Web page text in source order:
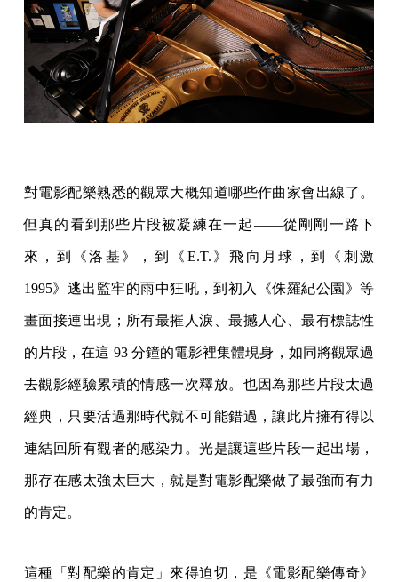
對電影配樂熟悉的觀眾大概知道哪些作曲家會出線了。
但真的看到那些片段被凝練在一起——從剛剛一路下
來，到《洛基》，到《E.T.》飛向月球，到《刺激
1995》逃出監牢的雨中狂吼，到初入《侏羅紀公園》等
畫面接連出現；所有最摧人淚、最撼人心、最有標誌性
的片段，在這 93 分鐘的電影裡集體現身，如同將觀眾過
去觀影經驗累積的情感一次釋放。也因為那些片段太過
經典，只要活過那時代就不可能錯過，讓此片擁有得以
連結回所有觀者的感染力。光是讓這些片段一起出場，
那存在感太強太巨大，就是對電影配樂做了最強而有力
的肯定。
這種「對配樂的肯定」來得迫切，是《電影配樂傳奇》